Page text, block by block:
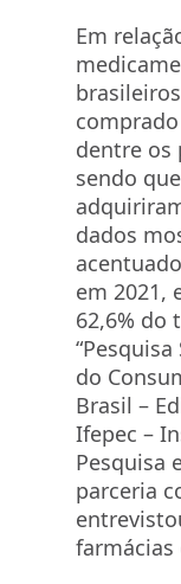
Em
dentre os
sendo
dados
em 2021,
62,6% do
do
Brasil –
Ifepec –
Pesquisa
parceria